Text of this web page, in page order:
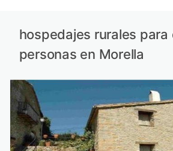
hospedajes rurales para
personas en Morella